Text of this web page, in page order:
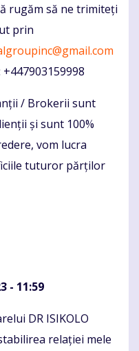
rugăm să ne trimiteți
prin
/ Brokerii sunt
și sunt 100%
vom lucra
tuturor părților
- 11:59
DR ISIKOLO
relației mele